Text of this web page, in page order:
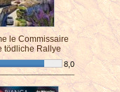
le Commissaire
tödliche Rallye
8,0